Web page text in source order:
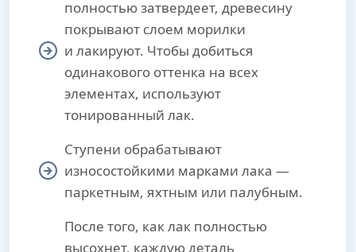
полностью затвердеет, древесину
покрывают слоем морилки
и лакируют. Чтобы добиться
одинакового оттенка на всех
элементах, используют
тонированный лак.
Ступени обрабатывают
износостойкими марками лака —
паркетным, яхтным или палубным.
После того, как лак полностью
высохнет, каждую деталь